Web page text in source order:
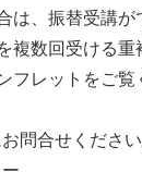
、振替受講が
数回受ける重
レットをご覧
問合せください